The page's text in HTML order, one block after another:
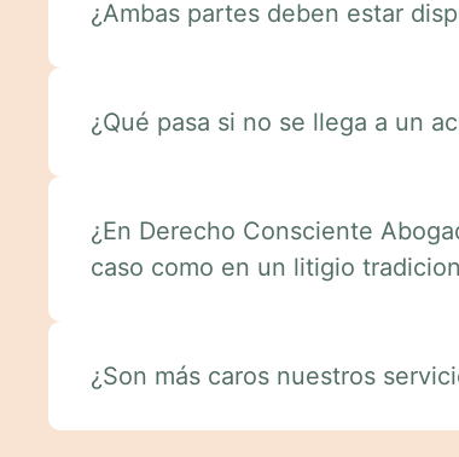
¿Ambas partes deben estar
¿Qué pasa si no se llega a un
¿En Derecho Consciente
caso como en un litigio
¿Son más caros nuestros